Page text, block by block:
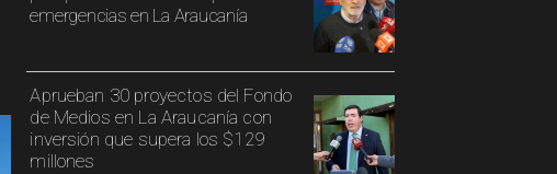
emergencias en La Araucanía
Aprueban 30 proyectos del Fondo
de Medios en La Araucanía con
inversión que supera los $129
millones